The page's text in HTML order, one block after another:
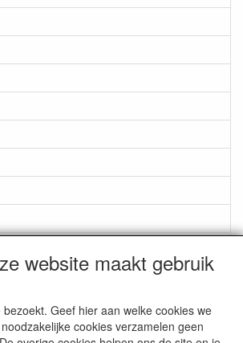
website maakt gebruik
Geef hier aan welke cookies we
cookies verzamelen geen